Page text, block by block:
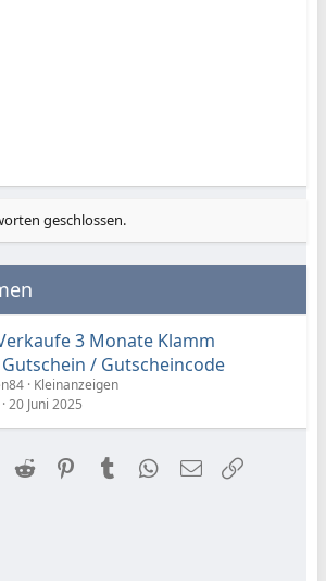
geschlossen.
3 Monate Klamm
/ Gutscheincode
Kleinanzeigen
20 Juni 2025
X (Twitter)
Reddit PinterestTumblr WhatsApp
E-Mail